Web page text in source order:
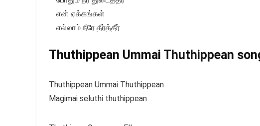
என் ஏக்கங்கள்
எல்லாம் நீரே தீர்த்தீர்
Thuthippean Ummai Thuthippean
Thuthippean Ummai Thuthippean
Magimai seluthi thuthippean